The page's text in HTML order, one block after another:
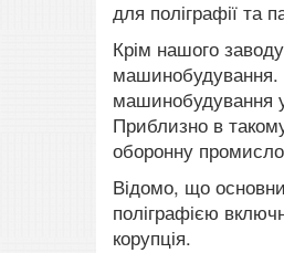
для поліграфії та
Крім нашого
машинобудування.
машинобудування
Приблизно в
оборонну
Відомо, що
поліграфією
корупція.